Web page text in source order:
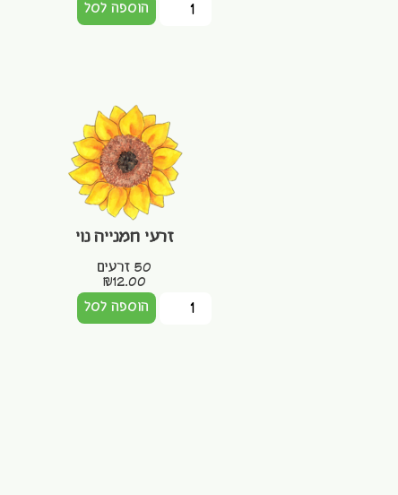
הוספה לסל
זרעי חמנייה נוי
50 זרעים
₪12.00
הוספה לסל